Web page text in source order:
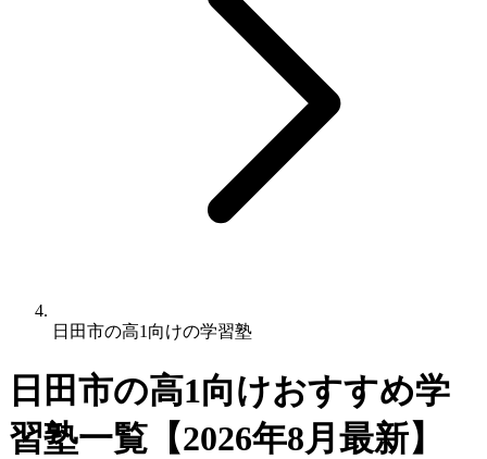
日田市の高1向けの学習塾
日田市の高1向けおすすめ学
習塾一覧【2026年8月最新】